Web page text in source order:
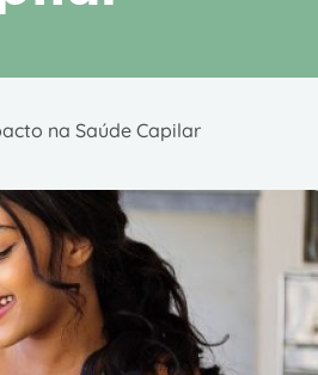
na Saúde Capilar